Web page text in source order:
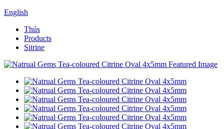
English
Thús
Products
Sitrine